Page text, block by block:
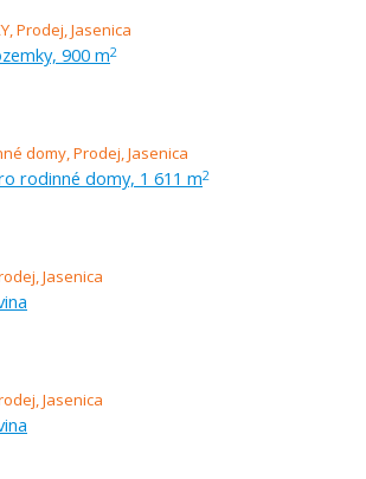
900 m2
rodinné domy, 1 611 m2